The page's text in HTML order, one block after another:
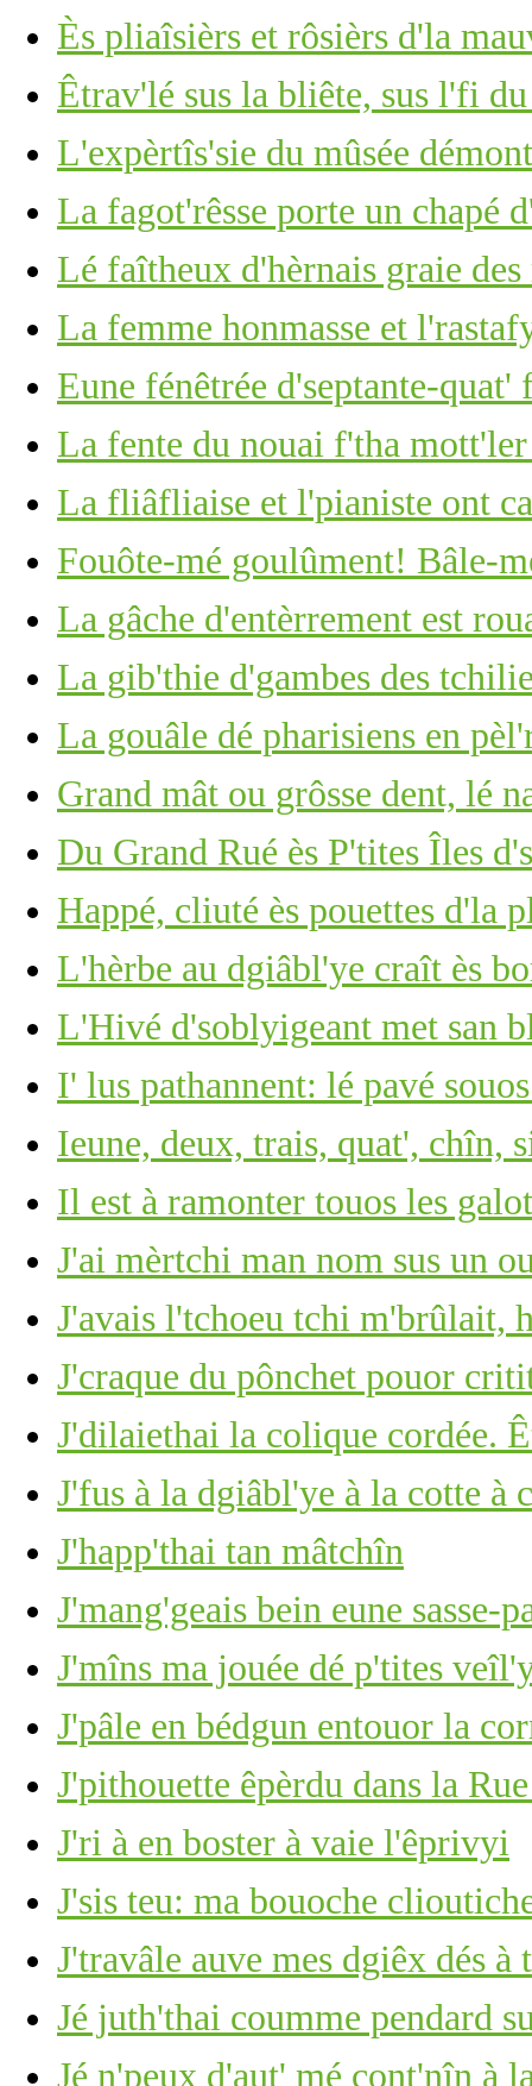
Ès pliaîsièrs et rôsièrs d'la
Êtrav'lé sus la bliête, sus l'fi
L'expèrtîs'sie du mûsée
La fagot'rêsse porte un chapé
Lé faîtheux d'hèrnais graie des
La femme honmasse et
Eune fénêtrée d'septante-quat'
La fente du nouai f'tha
La fliâfliaise et l'pianiste ont
Fouôte-mé goulûment! Bâle-
La gâche d'entèrrement est
La gib'thie d'gambes des
La gouâle dé pharisiens en
Grand mât ou grôsse dent, lé
Du Grand Rué ès P'tites Îles
Happé, cliuté ès pouettes d'la
L'hèrbe au dgiâbl'ye craît ès
L'Hivé d'soblyigeant met san
I' lus pathannent: lé pavé
Ieune, deux, trais, quat', chîn,
Il est à ramonter touos les
J'ai mèrtchi man nom sus un
J'avais l'tchoeu tchi m'brûlait,
J'craque du pônchet pouor
J'dilaiethai la colique cordée.
J'fus à la dgiâbl'ye à la cotte à
J'happ'thai tan mâtchîn
J'mang'geais bein eune sasse-
J'mîns ma jouée dé p'tites
J'pâle en bédgun entouor la
J'pithouette êpèrdu dans la
J'ri à en boster à vaie l'êprivyi
J'sis teu: ma bouoche
J'travâle auve mes dgiêx dés à
Jé juth'thai coumme pendard
Jé n'peux d'aut' mé cont'nîn à